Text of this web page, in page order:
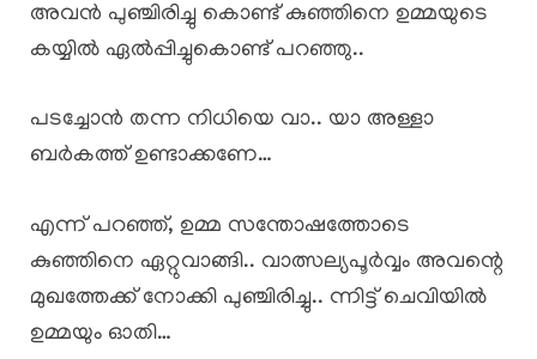
അവൻ പുഞ്ചിരിച്ചു കൊണ്ട് കുഞ്ഞിനെ ഉമ്മയുടെ
കയ്യിൽ ഏൽപ്പിച്ചുകൊണ്ട് പറഞ്ഞു..
പടച്ചോൻ തന്ന നിധിയെ വാ.. യാ അള്ളാ
ബർകത്ത് ഉണ്ടാക്കണേ…
എന്ന് പറഞ്ഞ്, ഉമ്മ സന്തോഷത്തോടെ
കുഞ്ഞിനെ ഏറ്റുവാങ്ങി.. വാത്സല്യപൂർവ്വം അവന്റെ
മുഖത്തേക്ക് നോക്കി പുഞ്ചിരിച്ചു.. ന്നിട്ട് ചെവിയിൽ
ഉമ്മയും ഓതി…